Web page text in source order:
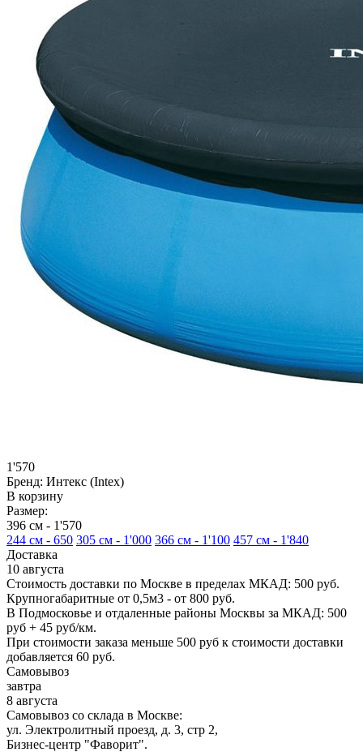
1'570
Бренд: Интекс (Intex)
В корзину
Размер:
396 см - 1'570
244 см - 650 305 см - 1'000 366 см - 1'100 457 см - 1'840
Доставка
10 августа
Стоимость доставки по Москве в пределах МКАД: 500 руб.
Крупногабаритные от 0,5м3 - от 800 руб.
В Подмосковье и отдаленные районы Москвы за МКАД: 500
руб + 45 руб/км.
При стоимости заказа меньше 500 руб к стоимости доставки
добавляется 60 руб.
Самовывоз
завтра
8 августа
Самовывоз со склада в Москве:
ул. Электролитный проезд, д. 3, стр 2,
Бизнес-центр "Фаворит".